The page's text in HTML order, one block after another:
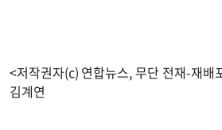
<저작권자(c) 연합뉴스, 무단 전재-재배
김계연